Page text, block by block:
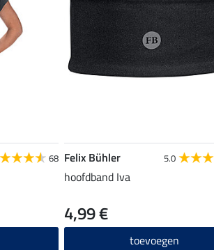
68 Felix Bühler 5.0
hoofdband Iva
4,99 €
toevoegen